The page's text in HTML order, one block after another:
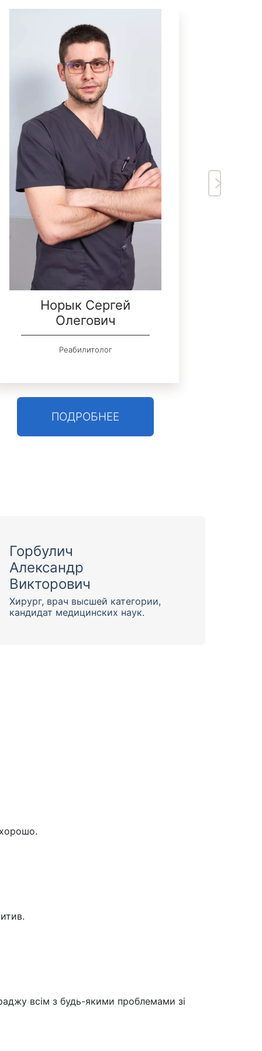
Норык Сергей
Олегович
Реабилитолог
ПОДРОБНЕЕ
Горбулич
Александр
Викторович
Хирург, врач высшей категории,
кандидат медицинских наук.
всім з будь-якими проблемами зі